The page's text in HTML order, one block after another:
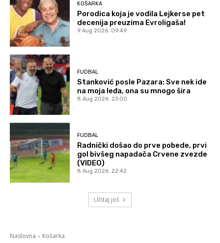
KOŠARKA
Porodica koja je vodila Lejkerse pet
decenija preuzima Evroligaša!
9 Aug 2026. 09:49
FUDBAL
Stanković posle Pazara: Sve nek ide
na moja leđa, ona su mnogo šira
8 Aug 2026. 23:00
FUDBAL
Radnički došao do prve pobede, prvi
gol bivšeg napadača Crvene zvezde
(VIDEO)
8 Aug 2026. 22:42
Učitaj još